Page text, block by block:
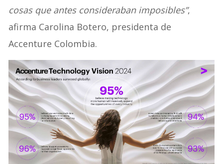
cosas que antes consideraban imposibles”,
afirma Carolina Botero, presidenta de
Accenture Colombia.